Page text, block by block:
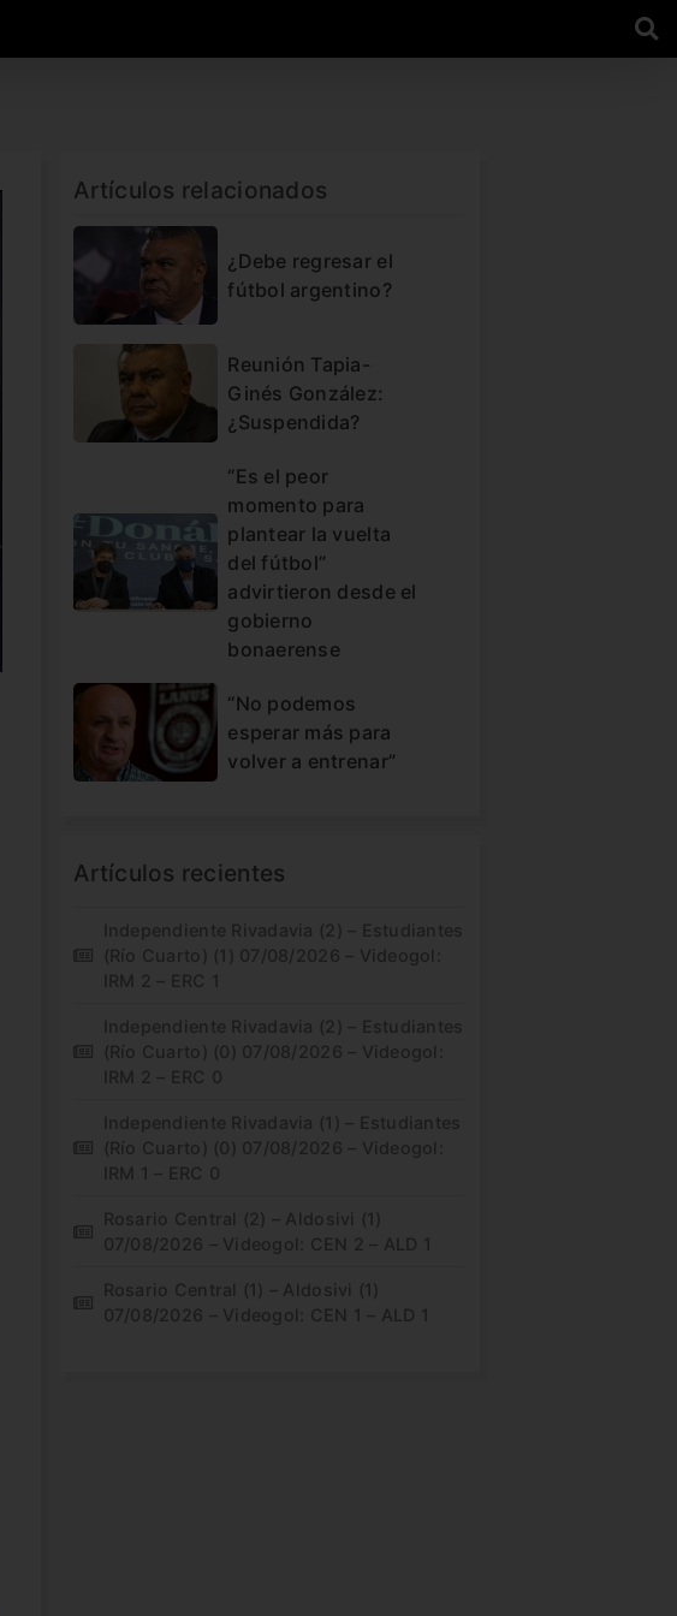
Artículos relacionados
¿Debe regresar el
fútbol argentino?
Reunión Tapia-
Ginés González:
¿Suspendida?
“Es el peor
momento para
plantear la vuelta
del fútbol”
advirtieron desde el
gobierno
bonaerense
“No podemos
esperar más para
volver a entrenar”
Artículos recientes
Independiente Rivadavia (2) – Estudiantes
(Río Cuarto) (1) 07/08/2026 – Videogol:
IRM 2 – ERC 1
Independiente Rivadavia (2) – Estudiantes
(Río Cuarto) (0) 07/08/2026 – Videogol:
IRM 2 – ERC 0
Independiente Rivadavia (1) – Estudiantes
(Río Cuarto) (0) 07/08/2026 – Videogol:
IRM 1 – ERC 0
Rosario Central (2) – Aldosivi (1)
07/08/2026 – Videogol: CEN 2 – ALD 1
Rosario Central (1) – Aldosivi (1)
07/08/2026 – Videogol: CEN 1 – ALD 1